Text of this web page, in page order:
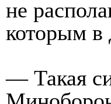
не
которым в
— Такая